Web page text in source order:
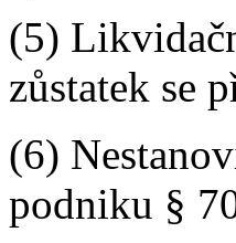
(5)
zůstatek se
(6)
podniku §